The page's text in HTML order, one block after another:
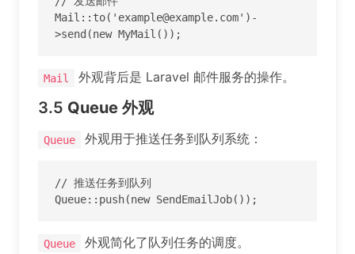
Mail::to('example@example.com')-
>send(new MyMail());
Mail 外观背后是 Laravel 邮件服务的操作。
3.5 Queue 外观
Queue 外观用于推送任务到队列系统：
// 推送任务到队列
Queue::push(new SendEmailJob());
Queue 外观简化了队列任务的调度。